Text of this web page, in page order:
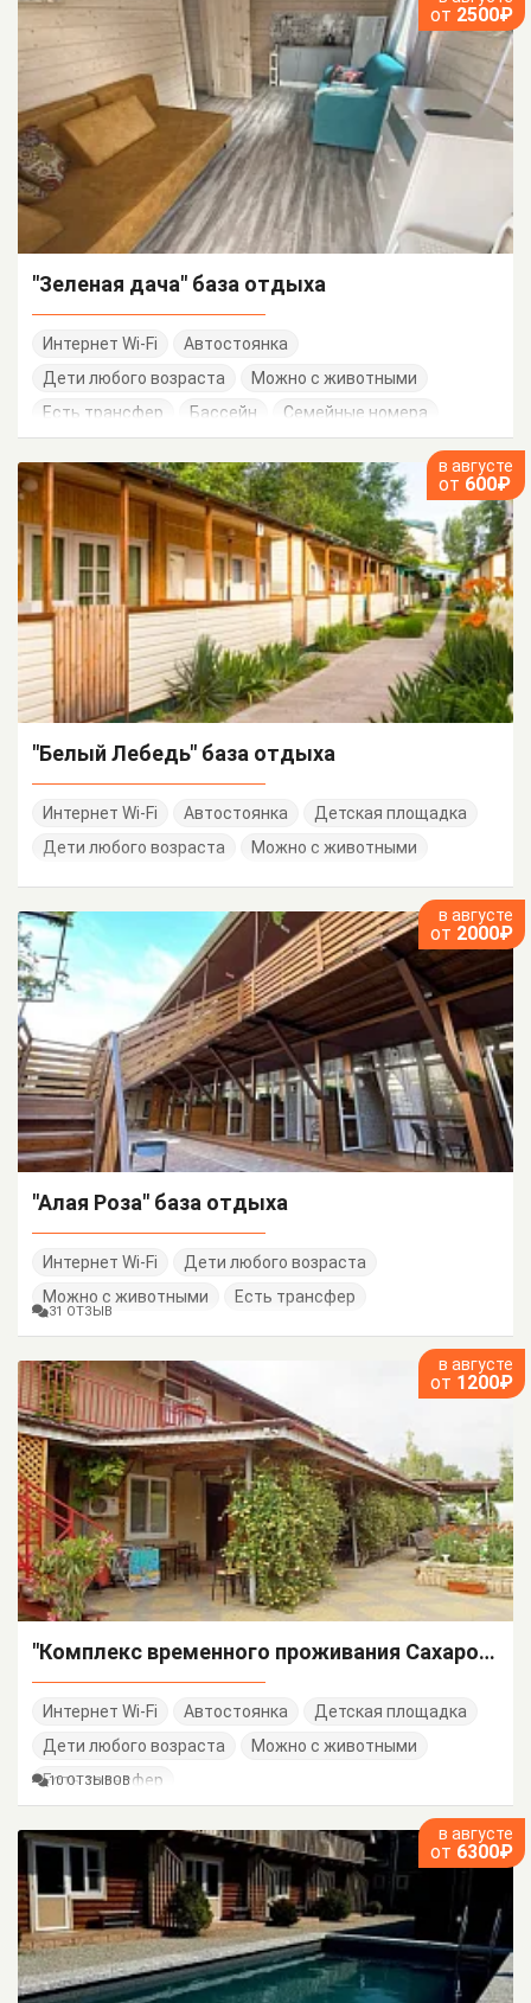
от 2500₽
"Зеленая дача" база отдыха
Интернет Wi-Fi
Автостоянка
Дети любого возраста
Можно с животными
Есть трансфер
Бассейн Семейные номера
в августе
от 600₽
"Белый Лебедь" база отдыха
Интернет Wi-Fi Автостоянка
Детская площадка
Дети любого возраста
Можно с животными
в августе
от 2000₽
"Алая Роза" база отдыха
Интернет Wi-Fi
Дети любого возраста
Можно с животными
Есть трансфер
31 ОТЗЫВ
в августе
от 1200₽
"Комплекс временного проживания Сахарок" база отдыха
Интернет Wi-Fi Автостоянка
Детская площадка
Дети любого возраста
Можно с животными
Есть трансфер
10 ОТЗЫВОВ
в августе
от 6300₽